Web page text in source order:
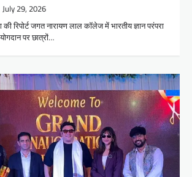
July 29, 2026
रिपोर्ट जगत नारायण लाल कॉलेज में भारतीय ज्ञान परंपरा
पर छात्रों…